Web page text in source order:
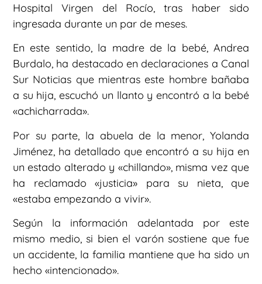
Hospital Virgen del Rocío, tras haber sido
ingresada durante un par de meses.
En este sentido, la madre de la bebé, Andrea
Burdalo, ha destacado en declaraciones a Canal
Sur Noticias que mientras este hombre bañaba
a su hija, escuchó un llanto y encontró a la bebé
«achicharrada».
Por su parte, la abuela de la menor, Yolanda
Jiménez, ha detallado que encontró a su hija en
un estado alterado y «chillando», misma vez que
ha reclamado «justicia» para su nieta, que
«estaba empezando a vivir».
Según la información adelantada por este
mismo medio, si bien el varón sostiene que fue
un accidente, la familia mantiene que ha sido un
hecho «intencionado».